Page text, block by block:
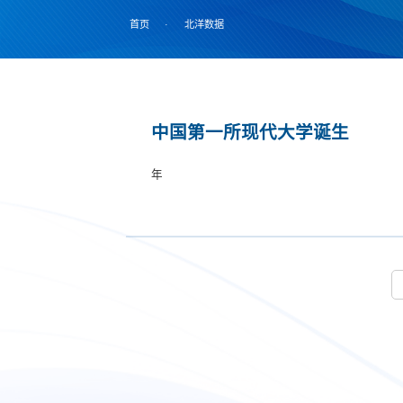
首页 · 北洋数据
中国第一所现代大学诞生
年